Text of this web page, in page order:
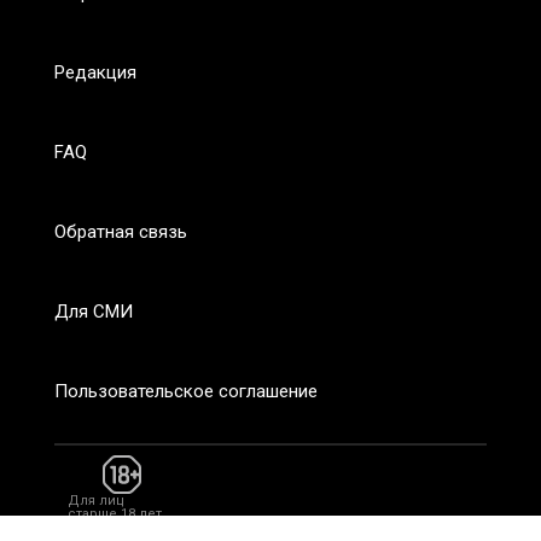
Редакция
FAQ
Обратная связь
Для СМИ
Пользовательское соглашение
Для лиц
старше 18 лет